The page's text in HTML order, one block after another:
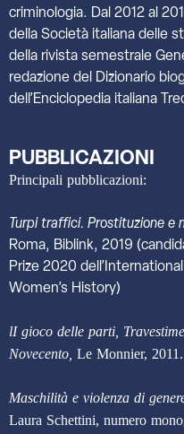
criminologia. Dal 2012 al
della Società italiana delle
della rivista semestrale
redazione del Dizionario
dell’Enciclopedia italiana
PUBBLICAZIONI
Principali pubblicazioni:
Turpi traffici. Prostituzione e
Roma, Biblink, 2019
Prize 2020
Women’s History)
lI gioco delle parti,
Novecento, Le Monnier,
Maschilità e violenza di
Laura Schettini, numero